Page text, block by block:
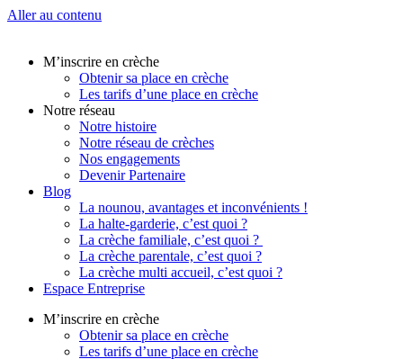
Aller au contenu
M’inscrire en crèche
Obtenir sa place en crèche
Les tarifs d’une place en crèche
Notre réseau
Notre histoire
Notre réseau de crèches
Nos engagements
Devenir Partenaire
Blog
La nounou, avantages et inconvénients !
La halte-garderie, c’est quoi ?
La crèche familiale, c’est quoi ?
La crèche parentale, c’est quoi ?
La crèche multi accueil, c’est quoi ?
Espace Entreprise
M’inscrire en crèche
Obtenir sa place en crèche
Les tarifs d’une place en crèche